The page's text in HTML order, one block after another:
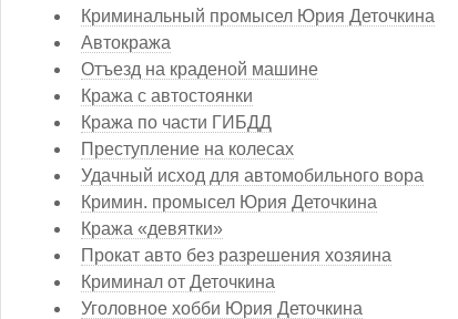
Криминальный промысел Юрия Деточкина
Автокража
Отъезд на краденой машине
Кража с автостоянки
Кража по части ГИБДД
Преступление на колесах
Удачный исход для автомобильного вора
Кримин. промысел Юрия Деточкина
Кража «девятки»
Прокат авто без разрешения хозяина
Криминал от Деточкина
Уголовное хобби Юрия Деточкина